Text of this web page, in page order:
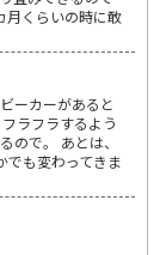
月くらいの時に敢
ーカーがあると
ラフラするよう
ので。 あとは、
でも変わってきま